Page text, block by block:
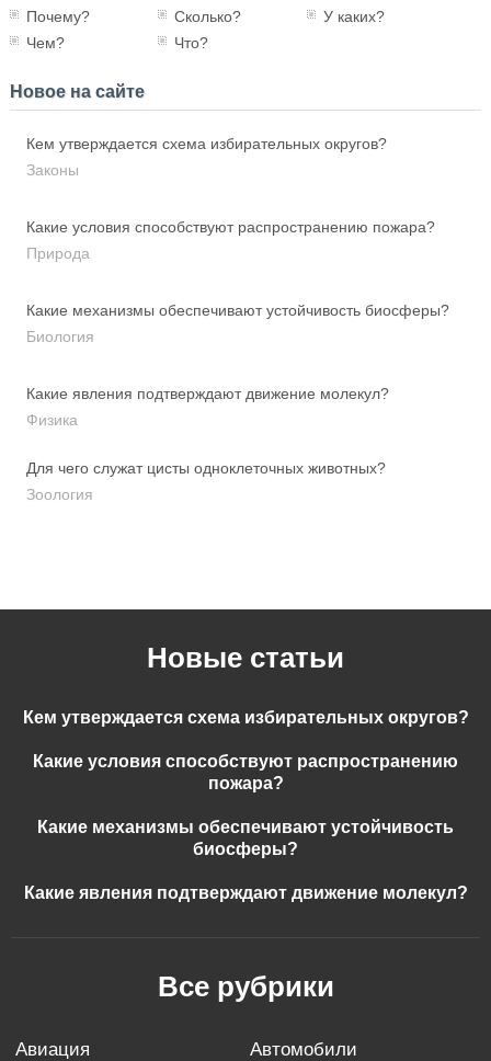
Почему?
Сколько?
У каких?
Чем?
Что?
Новое на сайте
Кем утверждается схема избирательных округов?
Законы
Какие условия способствуют распространению пожара?
Природа
Какие механизмы обеспечивают устойчивость биосферы?
Биология
Какие явления подтверждают движение молекул?
Физика
Для чего служат цисты одноклеточных животных?
Зоология
Новые статьи
Кем утверждается схема избирательных округов?
Какие условия способствуют распространению
пожара?
Какие механизмы обеспечивают устойчивость
биосферы?
Какие явления подтверждают движение молекул?
Все рубрики
авиация
автомобили